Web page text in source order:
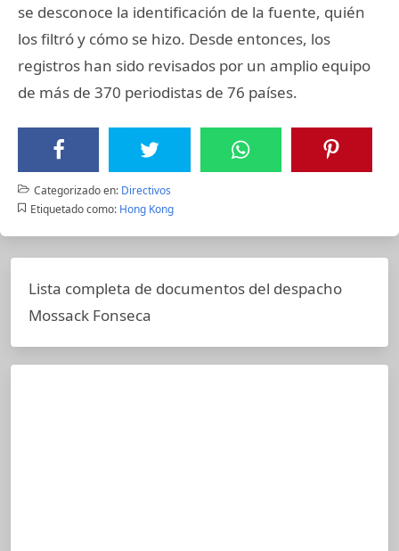
se desconoce la identificación de la fuente, quién
los filtró y cómo se hizo. Desde entonces, los
registros han sido revisados por un amplio equipo
de más de 370 periodistas de 76 países.
Categorizado en: Directivos
Etiquetado como: Hong Kong
Lista completa de documentos del despacho
Mossack Fonseca